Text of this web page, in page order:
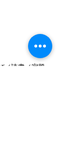
／読書／宿題